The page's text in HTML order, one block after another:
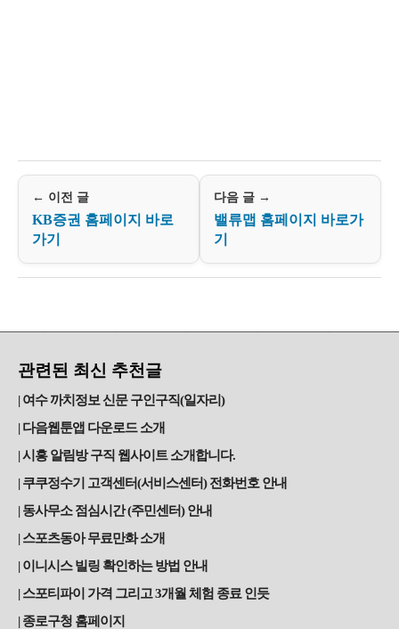
← 이전 글
KB증권 홈페이지 바로
가기
다음 글 →
밸류맵 홈페이지 바로가
기
관련된 최신 추천글
여수 까치정보 신문 구인구직(일자리)
다음웹툰앱 다운로드 소개
시흥 알림방 구직 웹사이트 소개합니다.
쿠쿠정수기 고객센터(서비스센터) 전화번호 안내
동사무소 점심시간 (주민센터) 안내
스포츠동아 무료만화 소개
이니시스 빌링 확인하는 방법 안내
스포티파이 가격 그리고 3개월 체험 종료 인듯
종로구청 홈페이지